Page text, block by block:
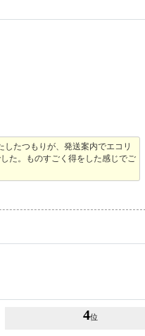
たつもりが、発送案内でエコリ
た。ものすごく得をした感じでご
4位